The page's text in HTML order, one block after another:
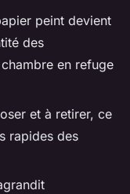
peint devient
des
en refuge
et à retirer, ce
rapides des